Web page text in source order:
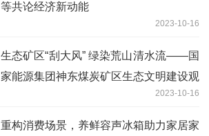
等共论经济新动能
2023-10-16
生态矿区“刮大风” 绿染荒山清水流——国
家能源集团神东煤炭矿区生态文明建设观
2023-10-16
重构消费场景，养鲜容声冰箱助力家居家